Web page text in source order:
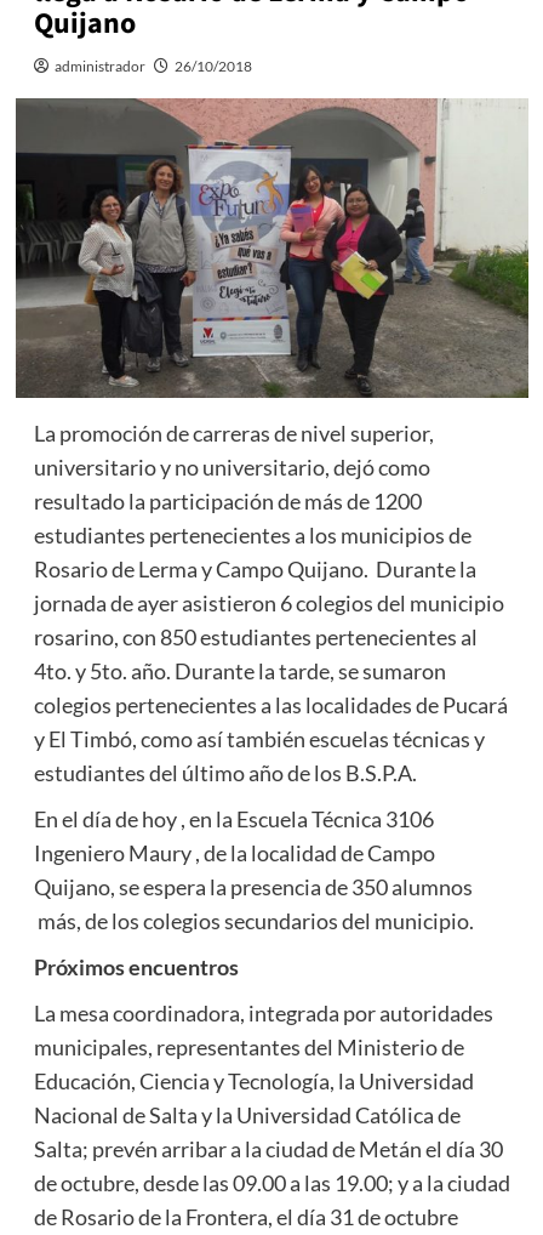
Quijano
administrador 26/10/2018
La promoción de carreras de nivel superior,
universitario y no universitario, dejó como
resultado la participación de más de 1200
estudiantes pertenecientes a los municipios de
Rosario de Lerma y Campo Quijano. Durante la
jornada de ayer asistieron 6 colegios del municipio
rosarino, con 850 estudiantes pertenecientes al
4to. y 5to. año. Durante la tarde, se sumaron
colegios pertenecientes a las localidades de Pucará
y El Timbó, como así también escuelas técnicas y
estudiantes del último año de los B.S.P.A.
En el día de hoy , en la Escuela Técnica 3106
Ingeniero Maury , de la localidad de Campo
Quijano, se espera la presencia de 350 alumnos
más, de los colegios secundarios del municipio.
Próximos encuentros
La mesa coordinadora, integrada por autoridades
municipales, representantes del Ministerio de
Educación, Ciencia y Tecnología, la Universidad
Nacional de Salta y la Universidad Católica de
Salta; prevén arribar a la ciudad de Metán el día 30
de octubre, desde las 09.00 a las 19.00; y a la ciudad
de Rosario de la Frontera, el día 31 de octubre